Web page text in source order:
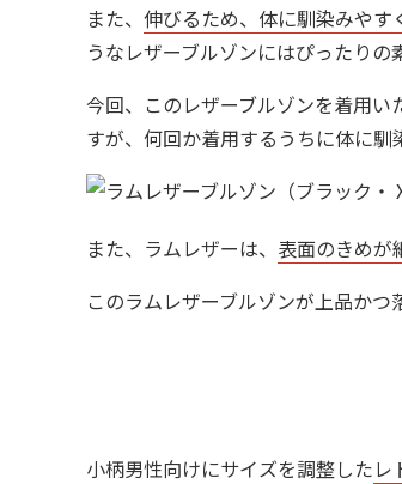
また、 伸びるため、体に馴染みやす
うなレザーブルゾンにはぴったりの
今回、このレザーブルゾンを着用
すが、何回か着用するうちに体に馴
また、ラムレザーは、 表面のきめが
このラムレザーブルゾンが上品かつ
小柄男性向けにサイズを調整したレ